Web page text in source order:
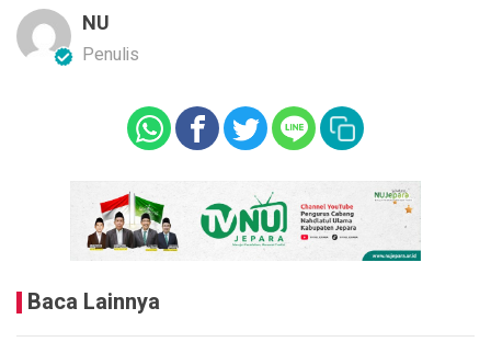
NU
Penulis
Baca Lainnya